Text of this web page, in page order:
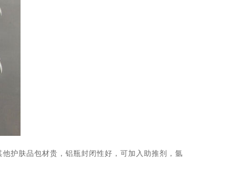
护肤品包材贵，铝瓶封闭性好，可加入助推剂，氩